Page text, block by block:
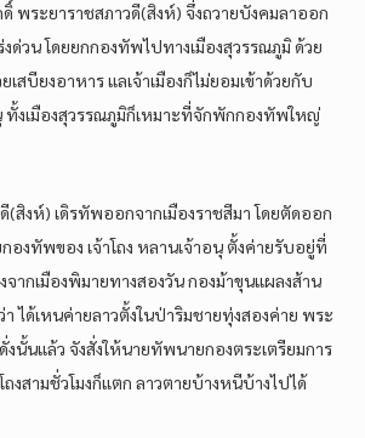
พระยาราชสภาวดี(สิงห์) จึ่งถวายบังคมลาออก
งด่วน โดยยกกองทัพไปทางเมืองสุวรรณภูมิ ด้วย
สบียงอาหาร แลเจ้าเมืองก็ไม่ยอมเข้าด้วยกับ
ทั้งเมืองสุวรรณภูมิก็เหมาะที่จักพักกองทัพใหญ่
(สิงห์) เดิรทัพออกจากเมืองราชสีมา โดยตัดออก
องทัพของ เจ้าโถง หลานเจ้าอนุ ตั้งค่ายรับอยู่ที่
ากเมืองพิมายทางสองวัน กองม้าขุนแผลงส้าน
ได้เหนค่ายลาวตั้งในป่าริมชายทุ่งสองค่าย พระ
งนั้นแล้ว จังสั่งให้นายทัพนายกองตระเตรียมการ
ถงสามชั่วโมงก็แตก ลาวตายบ้างหนีบ้างไปได้